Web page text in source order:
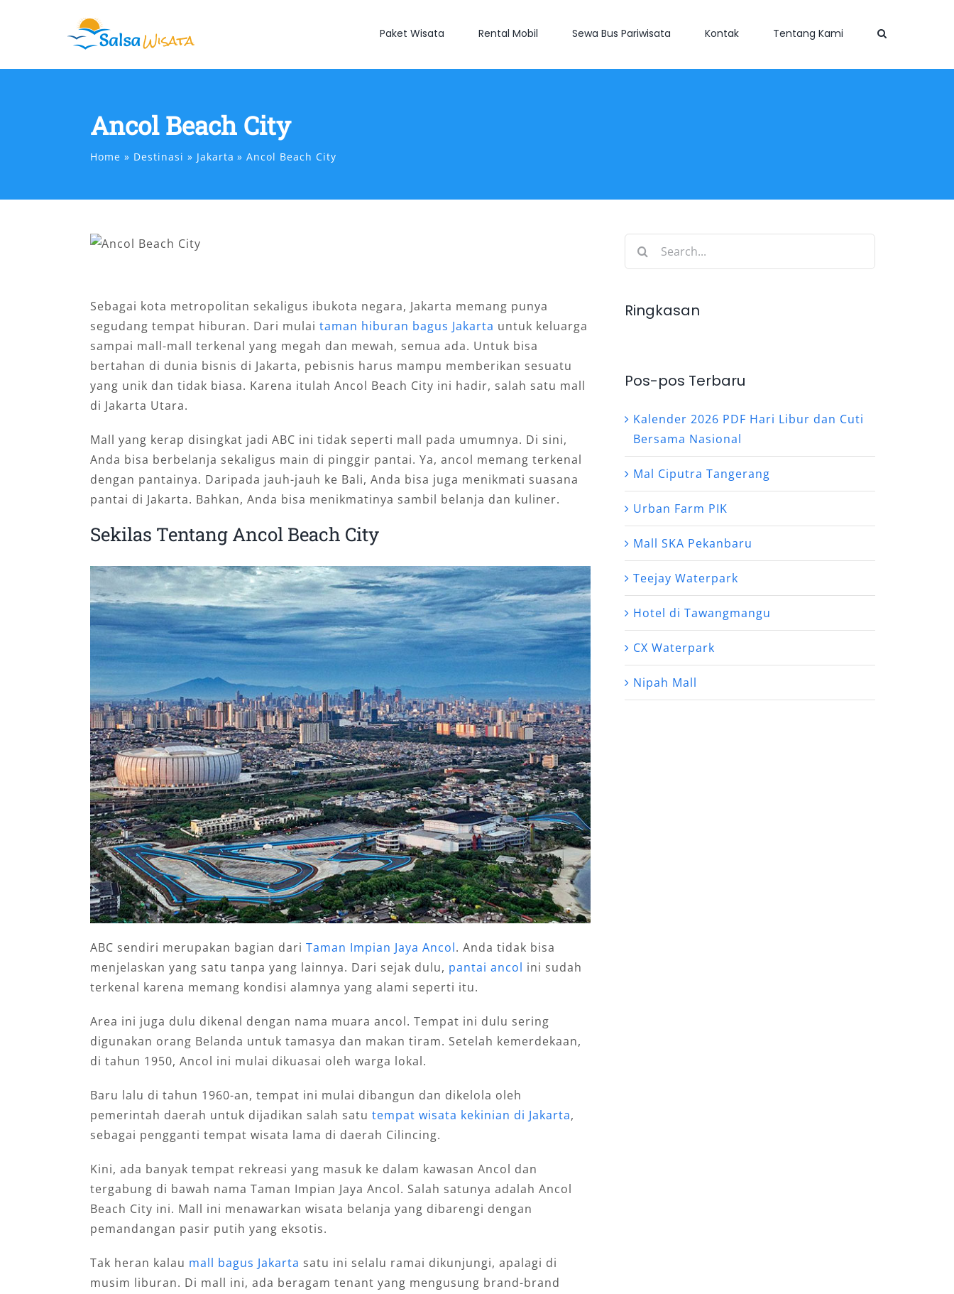
Paket Wisata Rental Mobil Sewa Bus Pariwisata Kontak Tentang Kami
Ancol Beach City
Home Destinasi Jakarta Ancol Beach City
Sebagai kota metropolitan sekaligus ibukota negara, Jakarta memang punya
segudang tempat hiburan. Dari mulai taman hiburan bagus Jakarta untuk keluarga
sampai mall-mall terkenal yang megah dan mewah, semua ada. Untuk bisa
bertahan di dunia bisnis di Jakarta, pebisnis harus mampu memberikan sesuatu
yang unik dan tidak biasa. Karena itulah Ancol Beach City ini hadir, salah satu mall
di Jakarta Utara.
Mall yang kerap disingkat jadi ABC ini tidak seperti mall pada umumnya. Di sini,
Anda bisa berbelanja sekaligus main di pinggir pantai. Ya, ancol memang terkenal
dengan pantainya. Daripada jauh-jauh ke Bali, Anda bisa juga menikmati suasana
pantai di Jakarta. Bahkan, Anda bisa menikmatinya sambil belanja dan kuliner.
Sekilas Tentang Ancol Beach City
ABC sendiri merupakan bagian dari Taman Impian Jaya Ancol. Anda tidak bisa
menjelaskan yang satu tanpa yang lainnya. Dari sejak dulu, pantai ancol ini sudah
terkenal karena memang kondisi alamnya yang alami seperti itu.
Area ini juga dulu dikenal dengan nama muara ancol. Tempat ini dulu sering
digunakan orang Belanda untuk tamasya dan makan tiram. Setelah kemerdekaan,
di tahun 1950, Ancol ini mulai dikuasai oleh warga lokal.
Baru lalu di tahun 1960-an, tempat ini mulai dibangun dan dikelola oleh
pemerintah daerah untuk dijadikan salah satu tempat wisata kekinian di Jakarta,
sebagai pengganti tempat wisata lama di daerah Cilincing.
Kini, ada banyak tempat rekreasi yang masuk ke dalam kawasan Ancol dan
tergabung di bawah nama Taman Impian Jaya Ancol. Salah satunya adalah Ancol
Beach City ini. Mall ini menawarkan wisata belanja yang dibarengi dengan
pemandangan pasir putih yang eksotis.
Tak heran kalau mall bagus Jakarta satu ini selalu ramai dikunjungi, apalagi di
musim liburan. Di mall ini, ada beragam tenant yang mengusung brand-brand
Search
Ringkasan
Pos-pos Terbaru
Kalender 2026 PDF Hari Libur dan Cuti
Bersama Nasional
Mal Ciputra Tangerang
Urban Farm PIK
Mall SKA Pekanbaru
Teejay Waterpark
Hotel di Tawangmangu
CX Waterpark
Nipah Mall